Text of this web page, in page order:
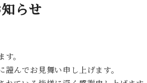
らせ
。
んでお見舞い申し上げます。